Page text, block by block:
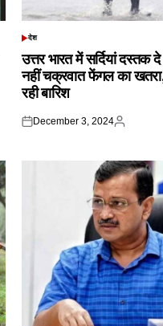
POSTED
देश
उत्तर भारत में सर्दियां दस्तक
नहीं चक्रवात फेंगल का खतरा,
रही बारिश
Posted
December 3, 2024
Posted